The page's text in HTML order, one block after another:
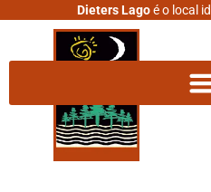
Dieters Lagoé o local